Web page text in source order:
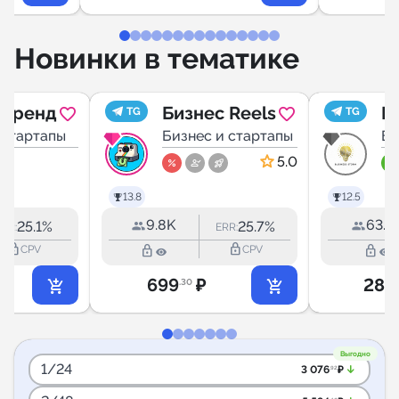
Новинки в тематике
25.1%
lock_outlineCPV
TG
13.8
Бизнес Reels
Бизнес и стартапы
5.0
9.8K ERR:25.7%
lock_outline lock_outlineCPV
699.30 ₽
TG
12.5
lock_outline
28
Выгодно
1/24 3 076.92₽ arrow_downward_alt